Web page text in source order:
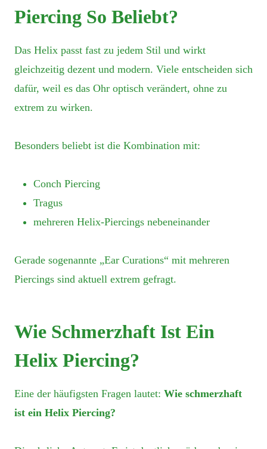
Piercing So Beliebt?
Das Helix passt fast zu jedem Stil und wirkt
gleichzeitig dezent und modern. Viele entscheiden sich
dafür, weil es das Ohr optisch verändert, ohne zu
extrem zu wirken.
Besonders beliebt ist die Kombination mit:
Conch Piercing
Tragus
mehreren Helix-Piercings nebeneinander
Gerade sogenannte „Ear Curations“ mit mehreren
Piercings sind aktuell extrem gefragt.
Wie Schmerzhaft Ist Ein
Helix Piercing?
Eine der häufigsten Fragen lautet: Wie schmerzhaft
ist ein Helix Piercing?